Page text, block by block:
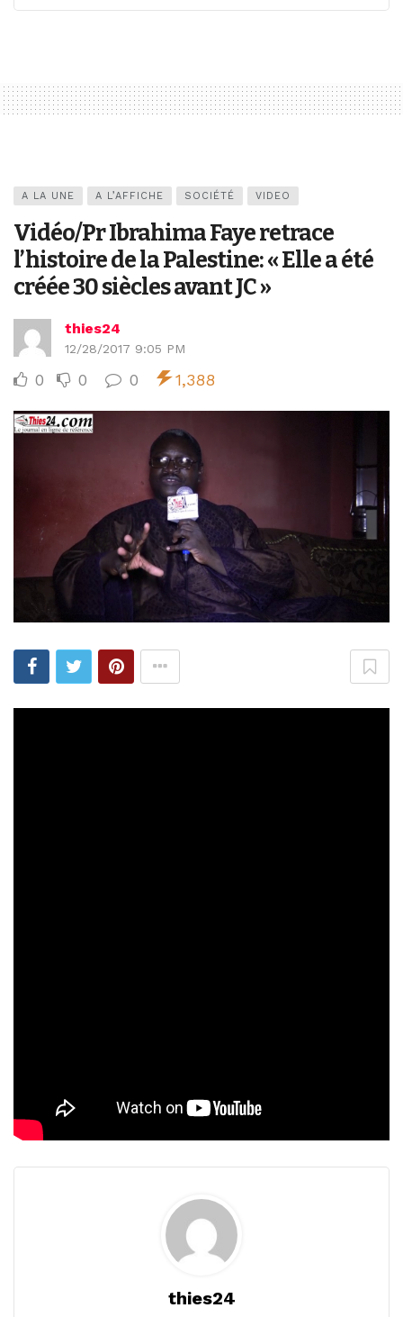
A LA UNE A L’AFFICHE SOCIÉTÉ VIDEO
Vidéo/Pr Ibrahima Faye retrace
l’histoire de la Palestine: « Elle a été
créée 30 siècles avant JC »
thies24
12/28/2017 9:05 PM
0 0 0 1,388
thies24